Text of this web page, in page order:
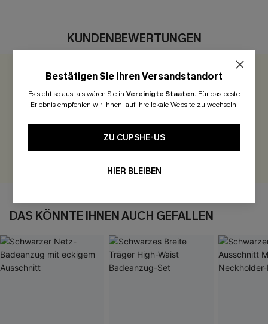
KUNDENBEWERTUNGEN
0.0
Seien Sie der Erste, der bewertet
BEWERTEN
DAS KÖNNTE IHNEN AUCH GEFALLEN
Bestätigen Sie Ihren Versandstandort
Es sieht so aus, als wären Sie in Vereinigte Staaten. Für das beste
Erlebnis empfehlen wir Ihnen, auf Ihre lokale Website zu wechseln.
ZU CUPSHE-US
HIER BLEIBEN